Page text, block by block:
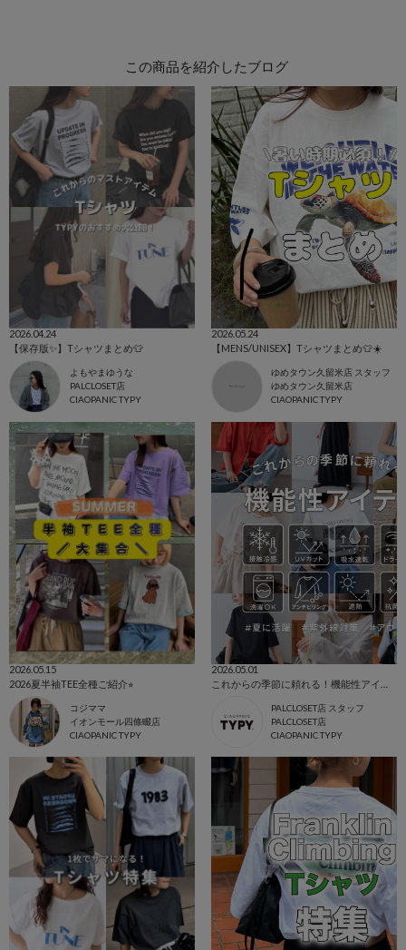
この商品を紹介したブログ
2026.04.24
【保存版✨】Tシャツまとめ👕
よもやまゆうな
PALCLOSET店
CIAOPANIC TYPY
2026.05.24
【MENS/UNISEX】Tシャツまとめ👕☀️
ゆめタウン久留米店 スタッフ
ゆめタウン久留米店
CIAOPANIC TYPY
2026.05.15
2026夏半袖TEE全種ご紹介⭐︎
コジママ
イオンモール四條畷店
CIAOPANIC TYPY
2026.05.01
PALCLOSET店 スタッフ
PALCLOSET店
CIAOPANIC TYPY